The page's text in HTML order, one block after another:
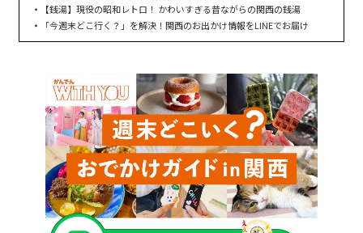
【銭湯】現役の昭和レトロ！ かわいすぎる昔ながらの関西の銭湯
「今週末どこ行く？」を解決！関西のお出かけ情報をLINEでお届け